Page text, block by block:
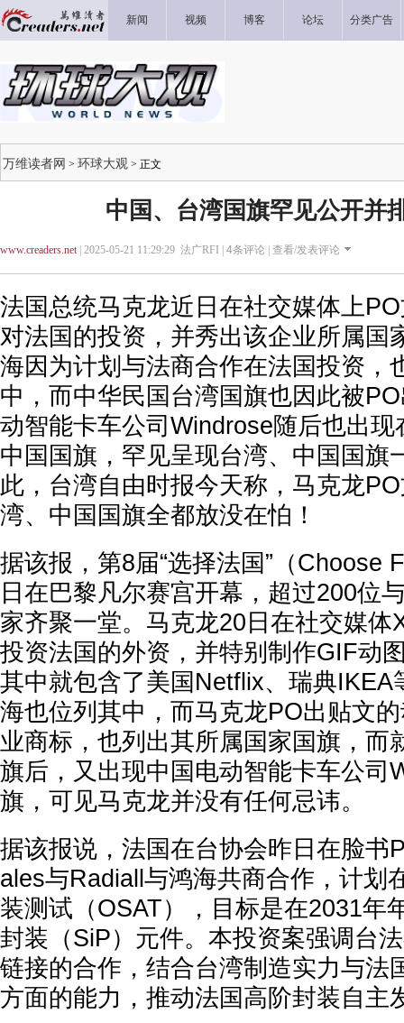
新闻 视频 博客 论坛 分类广告
万维读者网 > 环球大观 > 正文
中国、台湾国旗罕见公开并
www.creaders.net| 2025-05-21 11:29:29 法广RFI | 4条评论 | 查看/发表评论
法国总统马克龙近日在社交媒体上
对法国的投资，并秀出该企业所属国
海因为计划与法商合作在法国投资，
中，而中华民国台湾国旗也因此被
动智能卡车公司Windrose随后也出
中国国旗，罕见呈现台湾、中国国旗
此，台湾自由时报今天称，马克龙
湾、中国国旗全都放没在怕！
据该报，第8届“选择法国”（Choose
日在巴黎凡尔赛宫开幕，超过200位
家齐聚一堂。马克龙20日在社交媒体
投资法国的外资，并特别制作GIF动
其中就包含了美国Netflix、瑞典IKEA
海也位列其中，而马克龙PO出贴文
业商标，也列出其所属国家国旗，而
旗后，又出现中国电动智能卡车公司
旗，可见马克龙并没有任何忌讳。
据该报说，法国在台协会昨日在脸书
ales与Radiall与鸿海共商合作，计划
装测试（OSAT），目标是在2031年
封装（SiP）元件。本投资案强调台
链接的合作，结合台湾制造实力与法
方面的能力，推动法国高阶封装自主